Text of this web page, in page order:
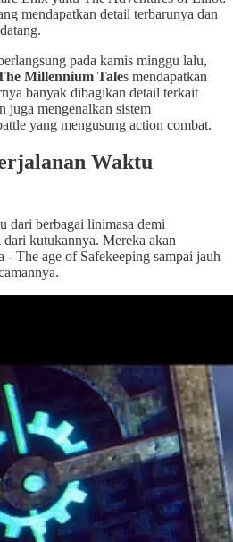
mendapatkan detail terbarunya dan
pada kamis minggu lalu,
Millennium Tales mendapatkan
banyak dibagikan detail terkait
juga mengenalkan sistem
yang mengusung action combat.
Waktu
dari berbagai linimasa demi
kutukannya. Mereka akan
- The age of Safekeeping sampai jauh